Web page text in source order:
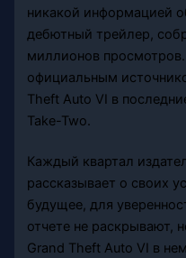
никакой информацией
дебютный трейлер,
миллионов
официальным
Theft Auto VI в
Take-Two.
Каждый квартал
рассказывает о своих
будущее, для
отчете не раскрывают,
Grand Theft Auto VI в